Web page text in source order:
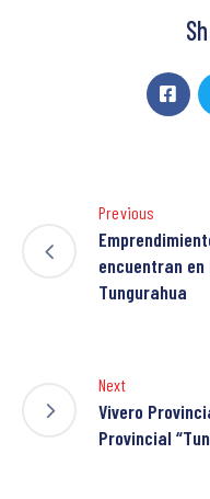
Previous
encuentran en
Tungurahua
Next
Vivero
Provincial